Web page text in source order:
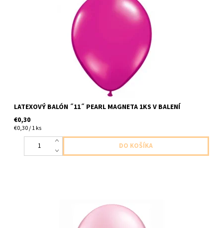
latexovy balon ,,11,, perletova purpurova 1ks v baleni velkost
cca 28cm dodavame nenafukany
LATEXOVÝ BALÓN ˝11˝ PEARL MAGNETA 1KS V BALENÍ
€0,30
€0,30 / 1 ks
latexivy balon perletova ruzova 1ks v baleni velkost 28cm
dodavame nenafukany